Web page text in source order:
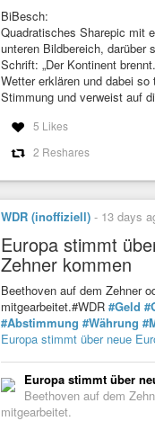
BiBesch:
Quadratisches Sharepic mit
unteren Bildbereich, darüber
Schrift: „Der Kontinent
Wetter erklären und dabei
Stimmung und verweist auf
5 Likes
2 Reshares
WDR (inoffiziell) - 13 days
Europa stimmt
Zehner kommen
Beethoven auf dem Zehner
mitgearbeitet.#WDR #Geld
#Abstimmung #Währung
Europa stimmt über neue
Europa stimmt über
Beethoven auf dem
mitgearbeitet.